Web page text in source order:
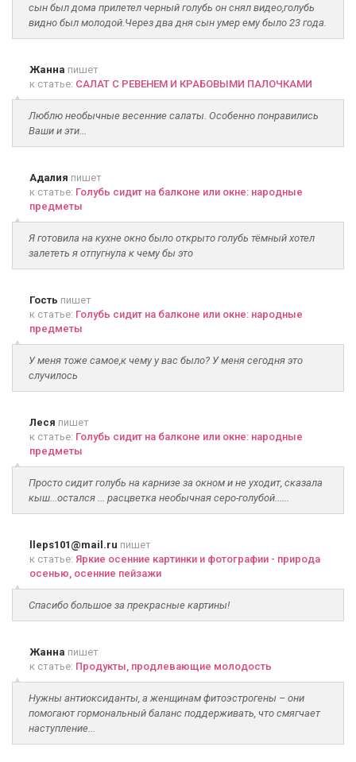
сын был дома прилетел черный голубь он снял видео,голубь
видно был молодой.Через два дня сын умер ему было 23 года.
Жанна пишет
к статье: САЛАТ С РЕВЕНЕМ И КРАБОВЫМИ ПАЛОЧКАМИ
Люблю необычные весенние салаты. Особенно понравились
Ваши и эти...
Адалия пишет
к статье: Голубь сидит на балконе или окне: народные
предметы
Я готовила на кухне окно было открыто голубь тёмный хотел
залететь я отпугнула к чему бы это
Гость пишет
к статье: Голубь сидит на балконе или окне: народные
предметы
У меня тоже самое,к чему у вас было? У меня сегодня это
случилось
Леся пишет
к статье: Голубь сидит на балконе или окне: народные
предметы
Просто сидит голубь на карнизе за окном и не уходит, сказала
кыш...остался ... расцветка необычная серо-голубой......
lleps101@mail.ru пишет
к статье: Яркие осенние картинки и фотографии - природа
осенью, осенние пейзажи
Спасибо большое за прекрасные картины!
Жанна пишет
к статье: Продукты, продлевающие молодость
Нужны антиоксиданты, а женщинам фитоэстрогены – они
помогают гормональный баланс поддерживать, что смягчает
наступление...